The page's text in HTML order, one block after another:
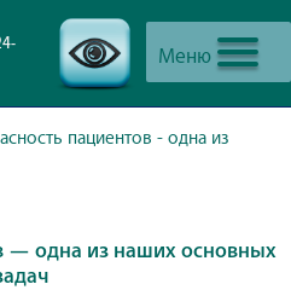
Меню
пациентов - одна из
— одна из наших основных